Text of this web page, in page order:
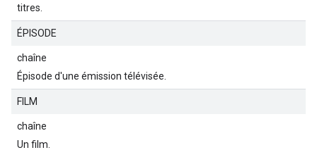
titres.
ÉPISODE
chaîne
Épisode d'une émission télévisée.
FILM
chaîne
Un film.